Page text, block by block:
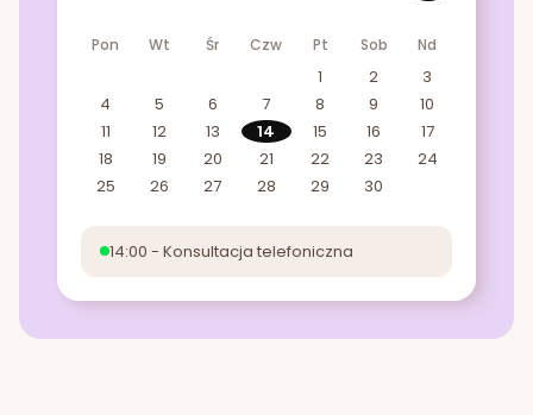
Pon Wt Śr Czw Pt Sob Nd
1 2
3
4
5 6 7 8 9
10
11
12 13 14 15 16
17
18
19 20 21 22 23
24
25
26 27 28 29 30
14:00 - Konsultacja telefoniczna